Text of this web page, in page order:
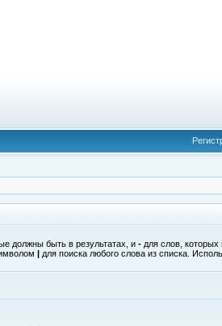
должны быть в результатах, и - для слов, которых
| для поиска любого слова из списка.